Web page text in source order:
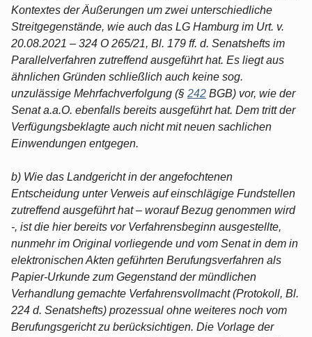
Kontextes der Äußerungen um zwei unterschiedliche
Streitgegenstände, wie auch das LG Hamburg im Urt. v.
20.08.2021 – 324 O 265/21, Bl. 179 ff. d. Senatshefts im
Parallelverfahren zutreffend ausgeführt hat. Es liegt aus
ähnlichen Gründen schließlich auch keine sog.
unzulässige Mehrfachverfolgung (§ 242 BGB) vor, wie der
Senat a.a.O. ebenfalls bereits ausgeführt hat. Dem tritt der
Verfügungsbeklagte auch nicht mit neuen sachlichen
Einwendungen entgegen.
b) Wie das Landgericht in der angefochtenen
Entscheidung unter Verweis auf einschlägige Fundstellen
zutreffend ausgeführt hat – worauf Bezug genommen wird
-, ist die hier bereits vor Verfahrensbeginn ausgestellte,
nunmehr im Original vorliegende und vom Senat in dem in
elektronischen Akten geführten Berufungsverfahren als
Papier-Urkunde zum Gegenstand der mündlichen
Verhandlung gemachte Verfahrensvollmacht (Protokoll, Bl.
224 d. Senatshefts) prozessual ohne weiteres noch vom
Berufungsgericht zu berücksichtigen. Die Vorlage der